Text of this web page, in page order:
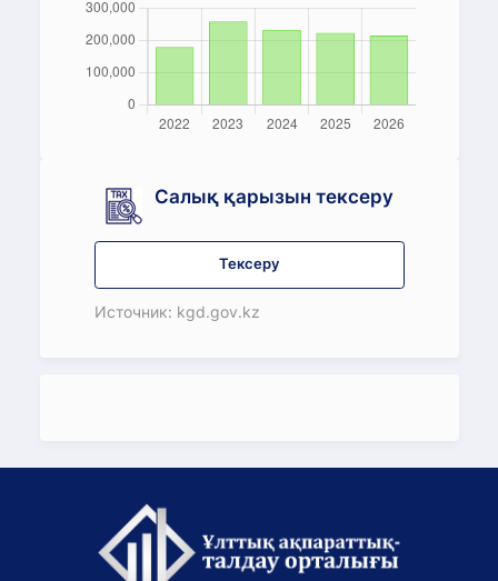
Салық қарызын тексеру
Тексеру
Источник: kgd.gov.kz